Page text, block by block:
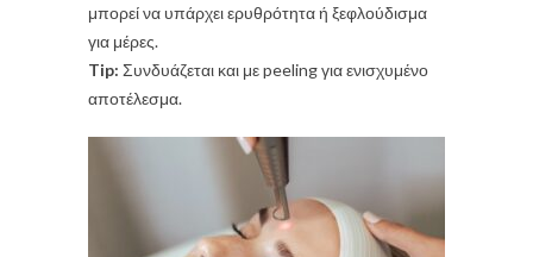
μπορεί να υπάρχει ερυθρότητα ή ξεφλούδισμα
για μέρες.
Tip: Συνδυάζεται και με peeling για ενισχυμένο
αποτέλεσμα.